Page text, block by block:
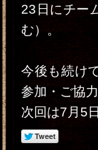
23日にチー
む）。
今後も続け
参加・ご協
次回は7月5